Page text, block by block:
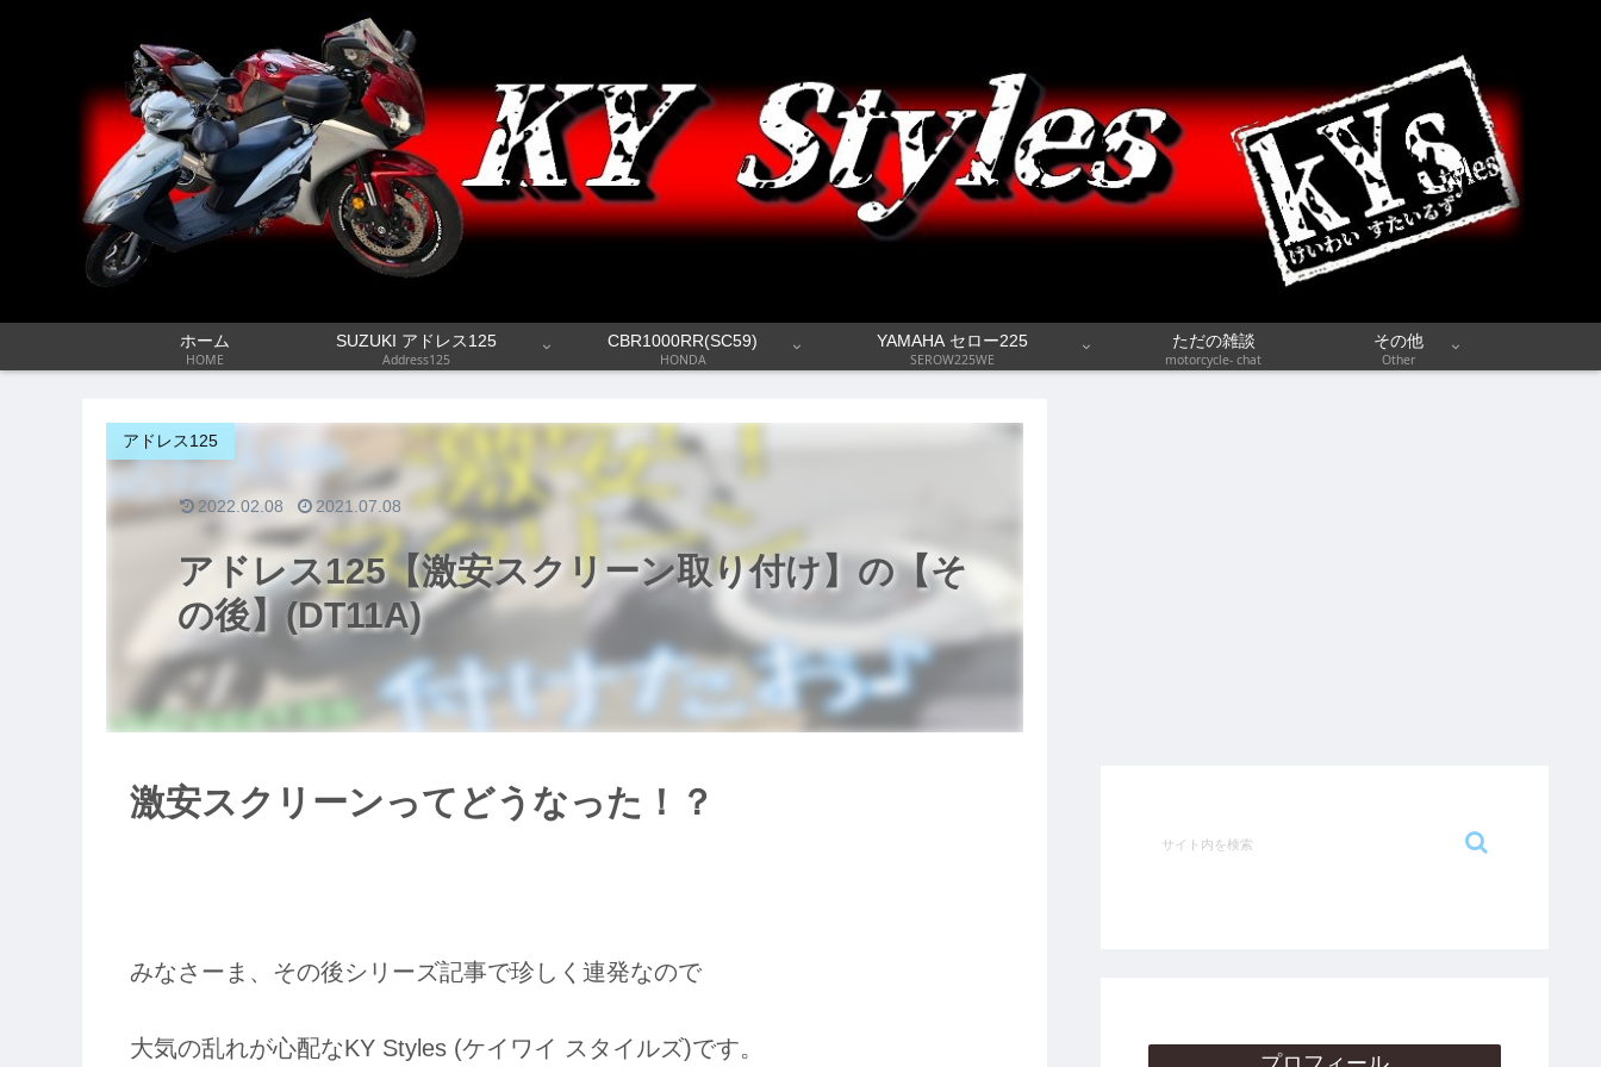
ホーム
HOME
SUZUKI アドレス125
Address125
CBR1000RR(SC59)
HONDA
YAMAHA セロー225
SEROW225WE
ただの雑談
motorcycle- chat
その他
Other
アドレス125【激安スクリーン取り付け】の【そ
の後】(DT11A)
アドレス125
2022.02.08 2021.07.08
激安スクリーンってどうなった！？
みなさーま、その後シリーズ記事で珍しく連発なので
大気の乱れが心配なKY Styles (ケイワイ スタイルズ)です。